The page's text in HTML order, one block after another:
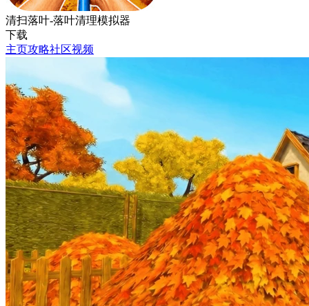
清扫落叶-落叶清理模拟器
下载
主页攻略社区视频